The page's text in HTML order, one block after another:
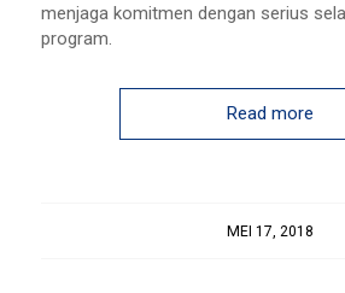
menjaga komitmen dengan serius
program.
Read more
MEI 17, 2018